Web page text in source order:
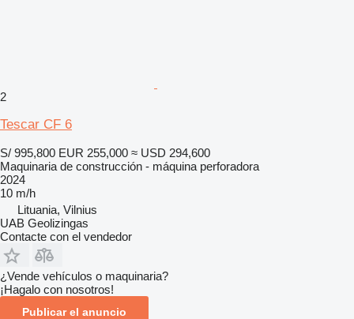
2
Tescar CF 6
S/ 995,800 EUR 255,000 ≈ USD 294,600
Maquinaria de construcción - máquina perforadora
2024
10 m/h
Lituania, Vilnius
UAB Geolizingas
Contacte con el vendedor
¿Vende vehículos o maquinaria?
¡Hagalo con nosotros!
Publicar el anuncio